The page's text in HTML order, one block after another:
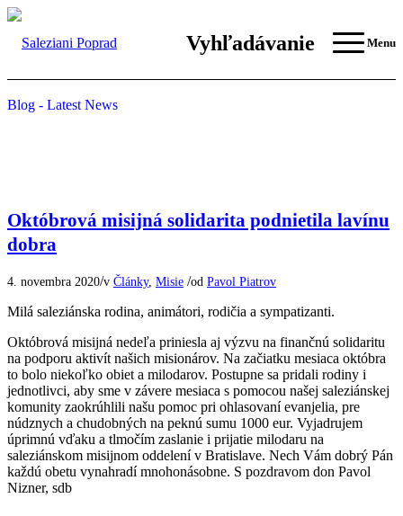
Vyhľadávanie Menu
Blog - Latest News
Októbrová misijná solidarita podnietila lavínu
dobra
4. novembra 2020/v Články, Misie /od Pavol Piatrov
Milá saleziánska rodina, animátori, rodičia a sympatizanti.
Októbrová misijná nedeľa priniesla aj výzvu na finančnú solidaritu
na podporu aktivít našich misionárov. Na začiatku mesiaca októbra
to bolo niekoľko obiet a milodarov. Postupne sa pridali rodiny i
jednotlivci, aby sme v závere mesiaca s pomocou našej saleziánskej
komunity zaokrúhlili našu pomoc pri ohlasovaní evanjelia, pre
núdznych a chudobných na peknú sumu 1000 eur. Vyjadrujem
úprimnú vďaku a tlmočím zaslanie i prijatie milodaru na
saleziánskom misijnom oddelení v Bratislave. Nech Vám dobrý Pán
každú obetu vynahradí mnohonásobne. S pozdravom don Pavol
Nizner, sdb